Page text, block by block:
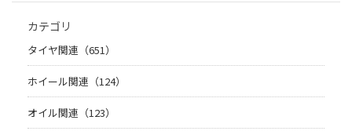
カテゴリ
タイヤ関連（651）
ホイール関連（124）
オイル関連（123）